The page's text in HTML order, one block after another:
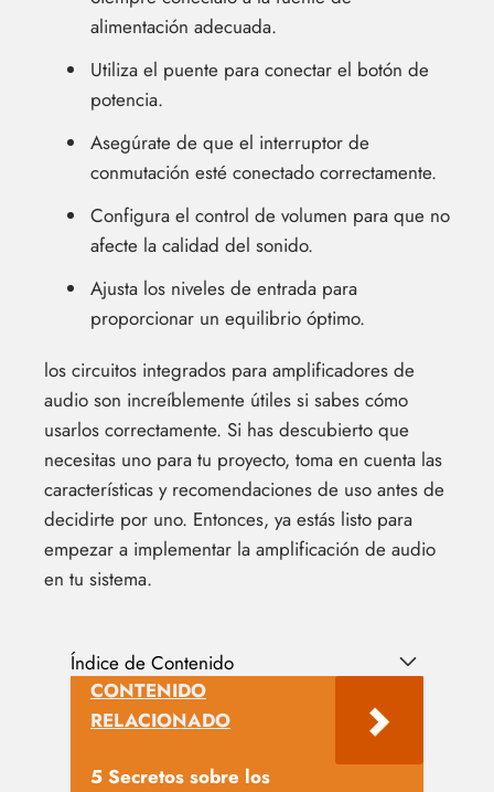
alimentación adecuada.
Utiliza el puente para conectar el botón de
potencia.
Asegúrate de que el interruptor de
conmutación esté conectado correctamente.
Configura el control de volumen para que no
afecte la calidad del sonido.
Ajusta los niveles de entrada para
proporcionar un equilibrio óptimo.
los circuitos integrados para amplificadores de
audio son increíblemente útiles si sabes cómo
usarlos correctamente. Si has descubierto que
necesitas uno para tu proyecto, toma en cuenta las
características y recomendaciones de uso antes de
decidirte por uno. Entonces, ya estás listo para
empezar a implementar la amplificación de audio
en tu sistema.
Índice de Contenido
CONTENIDO
RELACIONADO
5 Secretos sobre los